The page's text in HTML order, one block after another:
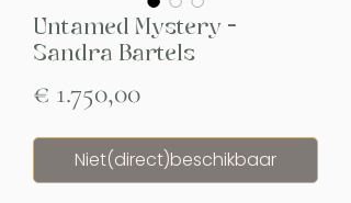
Untamed Mystery -
Sandra Bartels
€ 1.750,00Prijs
Niet(direct)beschikbaar